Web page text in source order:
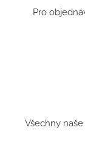
Pro
Všechny